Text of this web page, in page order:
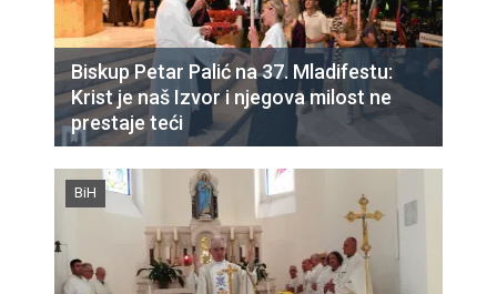
Biskup Petar Palić na 37. Mladifestu:
Krist je naš Izvor i njegova milost ne
prestaje teći
BiH